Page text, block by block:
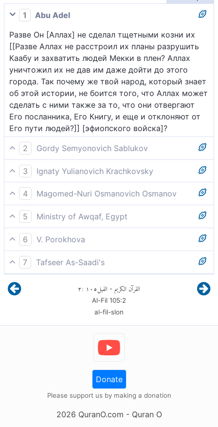
1
Abu Adel
Разве Он [Аллах] не сделал тщетными козни их
[[Разве Аллах не расстроил их планы разрушить
Каабу и захватить людей Мекки в плен? Аллах
уничтожил их не дав им даже дойти до этого
города. Так почему же твой народ, который знает
об этой истории, не боится того, что Аллах может
сделать с ними также за то, что они отвергают
Его посланника, Его Книгу, и еще и отклоняют от
Его пути людей?]] [эфиопского войска]?
2
Gordy Semyonovich Sablukov
Не обратил ли Он умысла их к их же погибели?
3
Ignaty Yulianovich Krachkovsky
Разве Он не обратил их козни в заблуждение?
4
Magomed-Nuri Osmanovich Osmanov
Разве Он не разрушил их козни
5
Ministry of Awqaf, Egypt
Ты уже узнал, что Аллах отвёл их попытку и
стремление разрушить Каабу, сделав их усилия
тщетными, и они не достигли своей цели.
6
V. Porokhova
Разрушив их зловещий план?
7
Tafseer As-Saadi's
Разве Он не запутал их козниالقرآن الكريم - الفيل١٠٥ :٢
Al-Fil 105:2
al-fil-slon
Donate
Please support us by making a donation
2026 QuranO.com - Quran O